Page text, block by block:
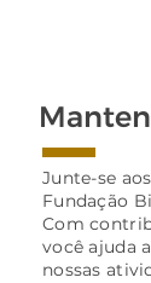
Junte-se
Fundação
Com
você ajuda
nossas